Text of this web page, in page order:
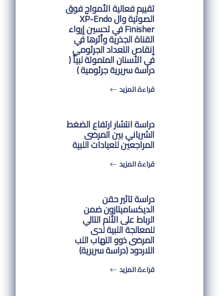
تقييم فعالية الأمواج فوق
الصوتية وال XP-Endo
Finisher في تحسين إرواء
القناة الجذرية وأثرها في
إنقاص التعداد الجرثومي
في الأسنان المتموتة لبيأ (
دراسة سريرية جرثومية )
قراءة المزيد
دراسة انتشار ارتفاع الضغط
الشرياني بين المرضى
المراجعين للعيادات اللبية
قراءة المزيد
دراسة تاثير حقن
الديكساميتازون ضمن
الرباط على الألم التالي
للمعالجة اللبية لدى
المرضى ذوو التهاب اللب
اللاردود (دراسة سريرية)
قراءة المزيد